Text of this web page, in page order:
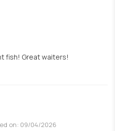
fish! Great waiters!
on: 09/04/2026